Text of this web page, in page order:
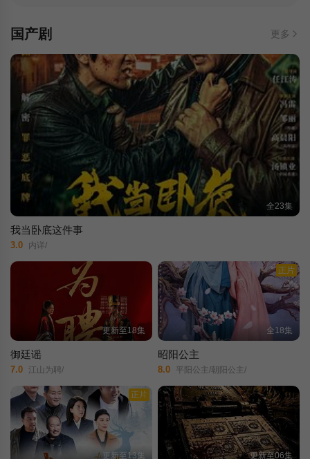
国产剧 更多
全23集
我当卧底这件事
3.0 内详/
更新至18集
御廷谣
7.0 江山为聘/
正片
全18集
昭阳公主
8.0 平阳公主/朝阳公主/
正片
更新至13集 更新至06集